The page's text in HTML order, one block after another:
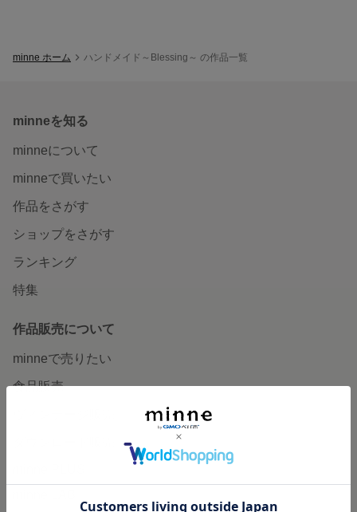
minne ホーム ハンドメイド～Blessing～ の作品一覧
minneを知る
minneについて
minneで買いたい
作品をさがす
ショップをさがす
ランキング
特集
作品販売について
minneで売りたい
食品販売